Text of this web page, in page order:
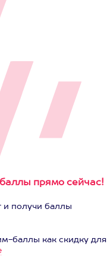
прямо сейчас!
и получи баллы
баллы как скидку для